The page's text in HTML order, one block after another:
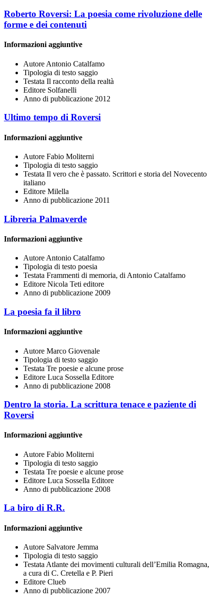
Roberto Roversi: La poesia come rivoluzione delle
forme e dei contenuti
Informazioni aggiuntive
Autore Antonio Catalfamo
Tipologia di testo saggio
Testata Il racconto della realtà
Editore Solfanelli
Anno di pubblicazione 2012
Ultimo tempo di Roversi
Informazioni aggiuntive
Autore Fabio Moliterni
Tipologia di testo saggio
Testata Il vero che è passato. Scrittori e storia del Novecento
italiano
Editore Milella
Anno di pubblicazione 2011
Libreria Palmaverde
Informazioni aggiuntive
Autore Antonio Catalfamo
Tipologia di testo poesia
Testata Frammenti di memoria, di Antonio Catalfamo
Editore Nicola Teti editore
Anno di pubblicazione 2009
La poesia fa il libro
Informazioni aggiuntive
Autore Marco Giovenale
Tipologia di testo saggio
Testata Tre poesie e alcune prose
Editore Luca Sossella Editore
Anno di pubblicazione 2008
Dentro la storia. La scrittura tenace e paziente di
Roversi
Informazioni aggiuntive
Autore Fabio Moliterni
Tipologia di testo saggio
Testata Tre poesie e alcune prose
Editore Luca Sossella Editore
Anno di pubblicazione 2008
La biro di R.R.
Informazioni aggiuntive
Autore Salvatore Jemma
Tipologia di testo saggio
Testata Atlante dei movimenti culturali dell’Emilia Romagna,
a cura di C. Cretella e P. Pieri
Editore Clueb
Anno di pubblicazione 2007